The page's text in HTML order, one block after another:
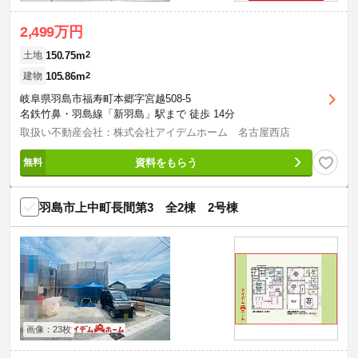
2,499万円
土地 150.75m2
建物 105.86m2
岐阜県羽島市福寿町本郷字宮越508-5
名鉄竹鼻・羽島線「新羽島」駅まで 徒歩 14分
取扱い不動産会社：株式会社アイデムホーム 名古屋西店
資料をもらう
羽島市上中町長間第3 全2棟 2号棟
画像：23枚